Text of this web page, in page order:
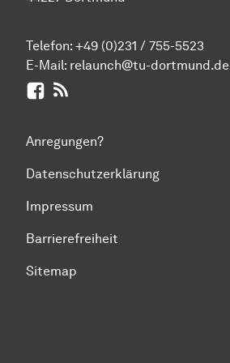
Telefon: +49 (0)231 / 755-5523
E-Mail: relaunch@tu-dortmund.de
Facebook
Anregungen?
Datenschutzerklärung
Impressum
Barrierefreiheit
Sitemap